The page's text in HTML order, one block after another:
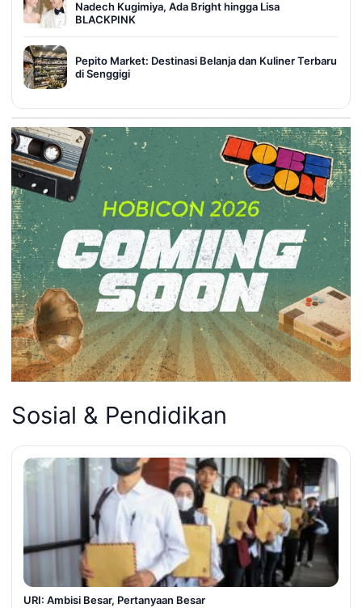
Nadech Kugimiya, Ada Bright hingga Lisa
BLACKPINK
Pepito Market: Destinasi Belanja dan Kuliner Terbaru
di Senggigi
Sosial & Pendidikan
URI: Ambisi Besar, Pertanyaan Besar